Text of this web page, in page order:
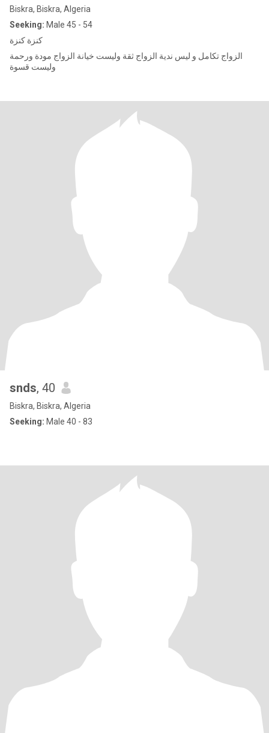
Biskra, Biskra, Algeria
Seeking: Male 45 - 54
كنزة كنزة
الزواج تكامل و ليس ندية الزواج ثقة وليست خيانة الزواج مودة ورحمة
وليست قسوة
snds, 40
Biskra, Biskra, Algeria
Seeking: Male 40 - 83